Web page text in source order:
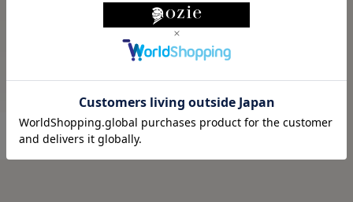
ABOUT PRODUCT
もっと見る